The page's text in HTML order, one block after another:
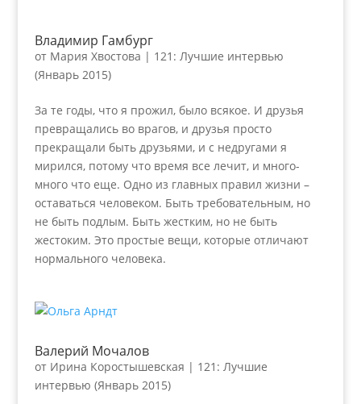
Владимир Гамбург
от Мария Хвостова | 121: Лучшие интервью
(Январь 2015)
За те годы, что я прожил, было всякое. И друзья
превращались во врагов, и друзья просто
прекращали быть друзьями, и с недругами я
мирился, потому что время все лечит, и много-
много что еще. Одно из главных правил жизни –
оставаться человеком. Быть требовательным, но
не быть подлым. Быть жестким, но не быть
жестоким. Это простые вещи, которые отличают
нормального человека.
Валерий Мочалов
от Ирина Коростышевская | 121: Лучшие
интервью (Январь 2015)